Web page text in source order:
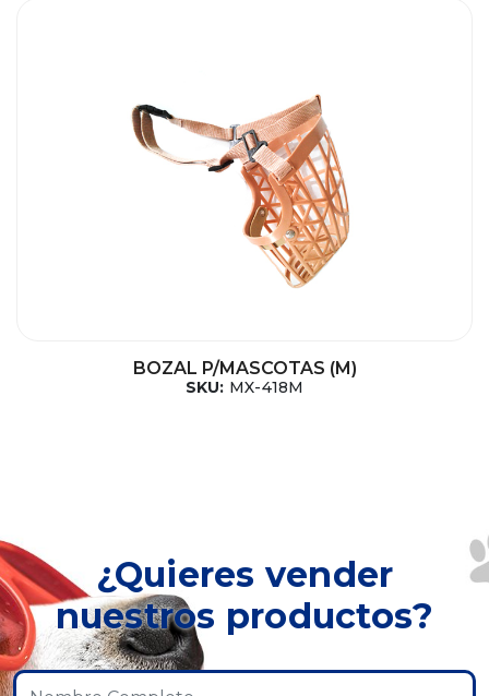
BOZAL P/MASCOTAS (M)
SKU: MX-418M
¿Quieres vender
nuestros productos?